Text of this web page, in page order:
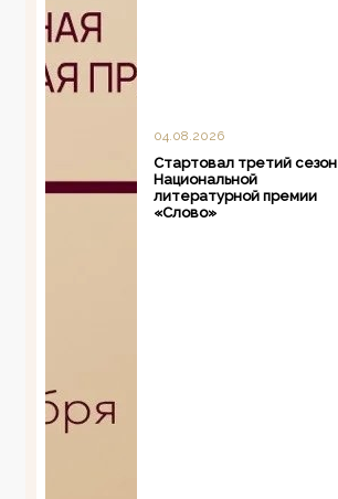
04.08.2026
Стартовал третий сезон
Национальной
литературной премии
«Слово»